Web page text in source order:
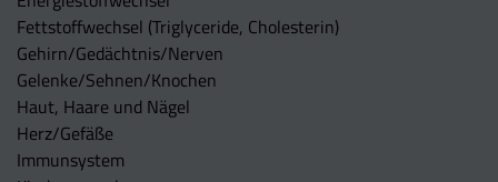
Fettstoffwechsel (Triglyceride, Cholesterin)
Gehirn/Gedächtnis/Nerven
Gelenke/Sehnen/Knochen
Haut, Haare und Nägel
Herz/Gefäße
Immunsystem